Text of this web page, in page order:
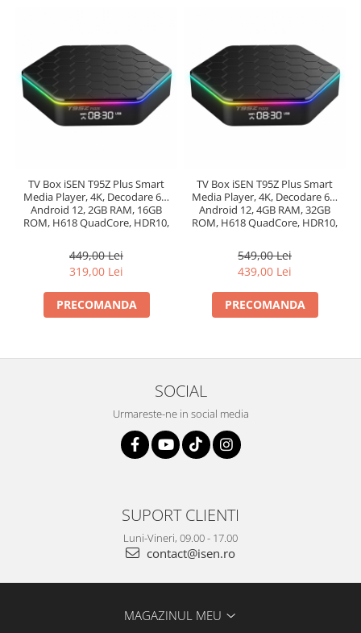
TV Box iSEN T95Z Plus Smart
Media Player, 4K, Decodare 6K,
Android 12, 2GB RAM, 16GB
ROM, H618 QuadCore, HDR10,
449,00 Lei
319,00 Lei
PRECOMANDA
TV Box iSEN T95Z Plus Smart
Media Player, 4K, Decodare 6K,
Android 12, 4GB RAM, 32GB
ROM, H618 QuadCore, HDR10,
549,00 Lei
439,00 Lei
PRECOMANDA
SOCIAL
Urmareste-ne in social media
SUPORT CLIENTI
Luni-Vineri, 09.00 - 17.00
contact@isen.ro
MAGAZINUL MEU